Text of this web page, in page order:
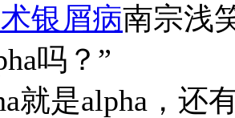
银屑病南宗浅
吗？”
就是alpha，还